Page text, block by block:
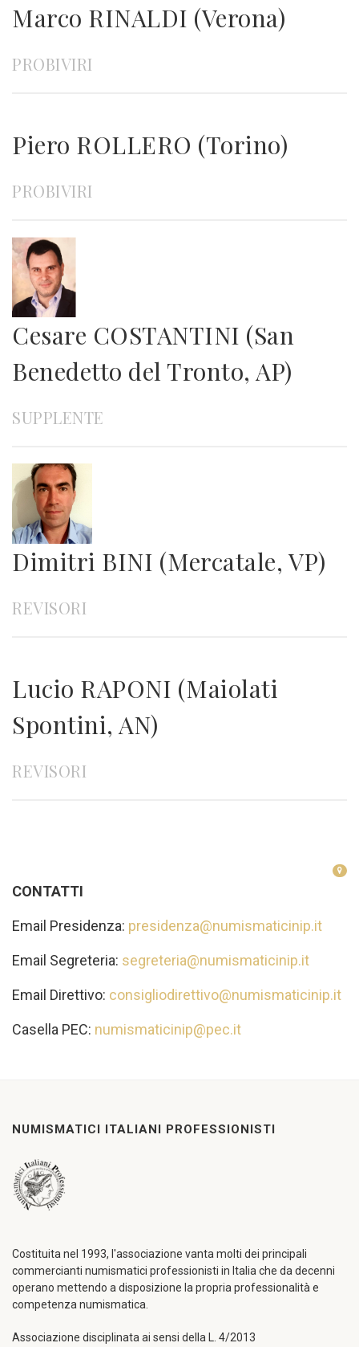
Marco RINALDI (Verona)
PROBIVIRI
Piero ROLLERO (Torino)
PROBIVIRI
Cesare COSTANTINI (San
Benedetto del Tronto, AP)
SUPPLENTE
Dimitri BINI (Mercatale, VP)
REVISORI
Lucio RAPONI (Maiolati
Spontini, AN)
REVISORI
CONTATTI
Email Presidenza: presidenza@numismaticinip.it
Email Segreteria: segreteria@numismaticinip.it
Email Direttivo: consigliodirettivo@numismaticinip.it
Casella PEC: numismaticinip@pec.it
NUMISMATICI ITALIANI PROFESSIONISTI
Costituita nel 1993, l'associazione vanta molti dei principali
commercianti numismatici professionisti in Italia che da decenni
operano mettendo a disposizione la propria professionalità e
competenza numismatica.
Associazione disciplinata ai sensi della L. 4/2013